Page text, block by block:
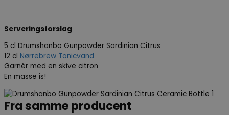
Serveringsforslag
5 cl Drumshanbo Gunpowder Sardinian Citrus
12 cl Nørrebrew Tonicvand
Garnér med en skive citron
En masse is!
Fra samme producent